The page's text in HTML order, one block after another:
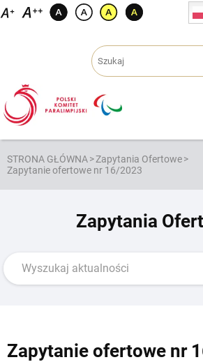
Przejdź
STRONA GŁÓWNA>Zapytania Ofertowe>
Zapytanie ofertowe nr 16/2023
Zapytania
Zapytanie ofertowe nr